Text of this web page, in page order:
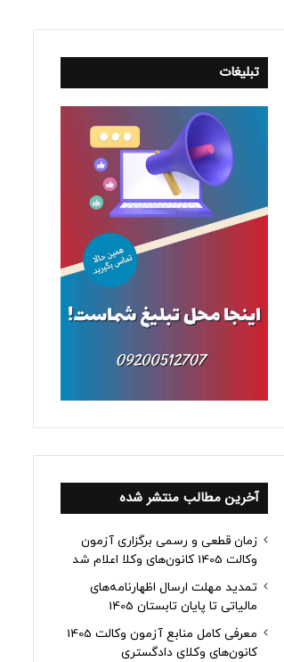
تبلیغات
آخرین مطالب منتشر شده
زمان قطعی و رسمی برگزاری آزمون
وکالت 1405 کانون‌های وکلا اعلام شد
تمدید مهلت ارسال اظهارنامه‌های
مالیاتی تا پایان تابستان 1405
معرفی کامل منابع آزمون وکالت 1405
کانون‌های وکلای دادگستری